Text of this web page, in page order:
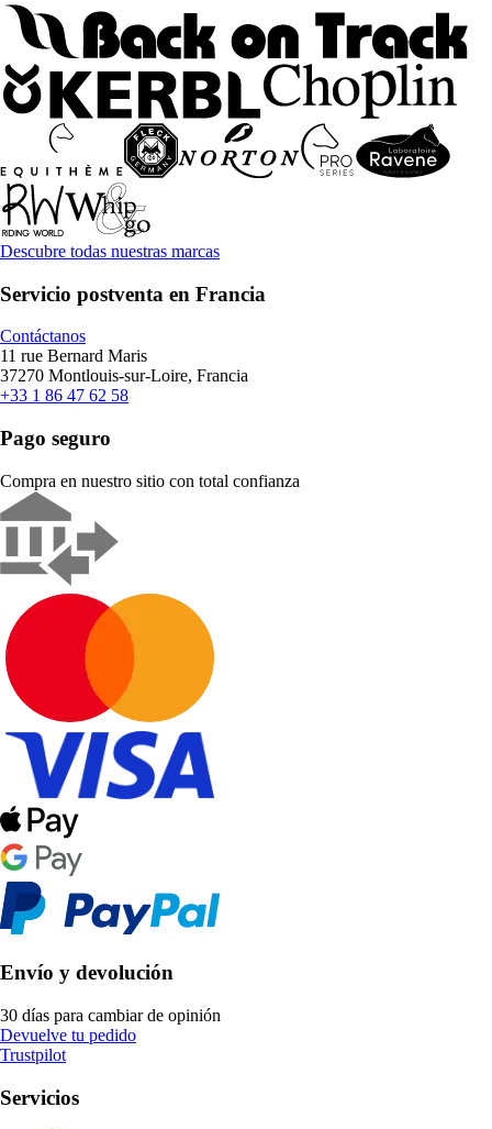
Descubre todas nuestras marcas
Servicio postventa en Francia
Contáctanos
11 rue Bernard Maris
37270 Montlouis-sur-Loire, Francia
+33 1 86 47 62 58
Pago seguro
Compra en nuestro sitio con total confianza
Envío y devolución
30 días para cambiar de opinión
Devuelve tu pedido
Trustpilot
Servicios